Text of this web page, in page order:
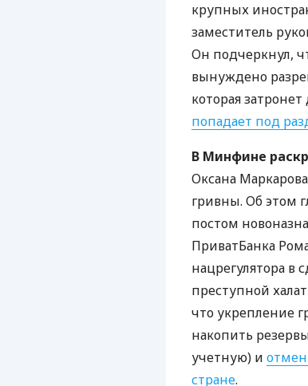
крупных
заместитель
Он подчеркнул,
вынуждено
которая
попадает под
В Минфине
Оксана
гривны. Об этом
постом
ПриватБанка
нацрегулятора в
преступной
что укрепление
накопить
учетную) и
стране.